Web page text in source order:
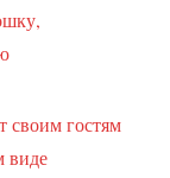
своим гостям
виде